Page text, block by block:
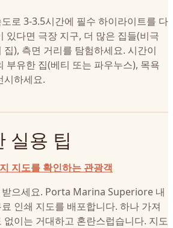
로 3-3.5시간에 필수 하이라이트를 다
있다면 극장 지구, 더 많은 집들(비극
), 측면 거리를 탐험하세요. 시간이
부유한 집(베티 또는 파우누스), 목욕
시하세요.
실용 팁
지도를 확인하는 관광객
받으세요. Porta Marina Superiore 내
인쇄 지도를 배포합니다. 하나 가져
없이는 거대하고 혼란스럽습니다. 지도